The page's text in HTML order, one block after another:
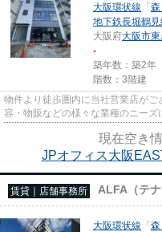
大阪環状線 「
地下鉄長堀鶴
大阪府大阪市
-
築年数：築2年
階数：3階建
物件より徒歩圏内に当社営業店が
容・物販などの様々な業種のニーズ
尚、弊社ではおとり広告は一切...
現在空き
JPオフィス大阪
賃貸｜店舗事務所 ALFA（テナ
大阪環状線 「